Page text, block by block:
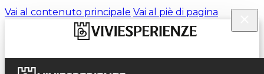
Vai al contenuto principale Vai al piè di pagina